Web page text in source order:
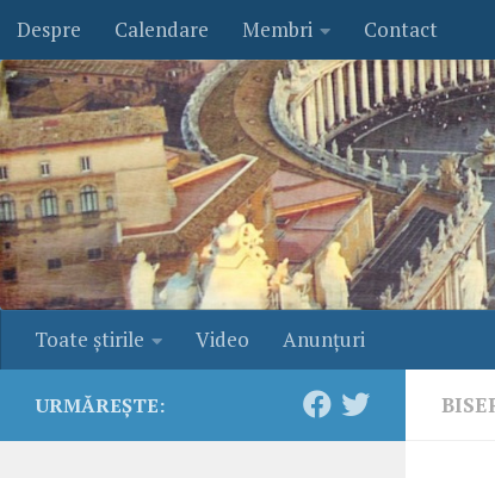
Skip to content
Despre Calendare Membri Contact
Toate ştirile Video Anunţuri
URMĂREȘTE: